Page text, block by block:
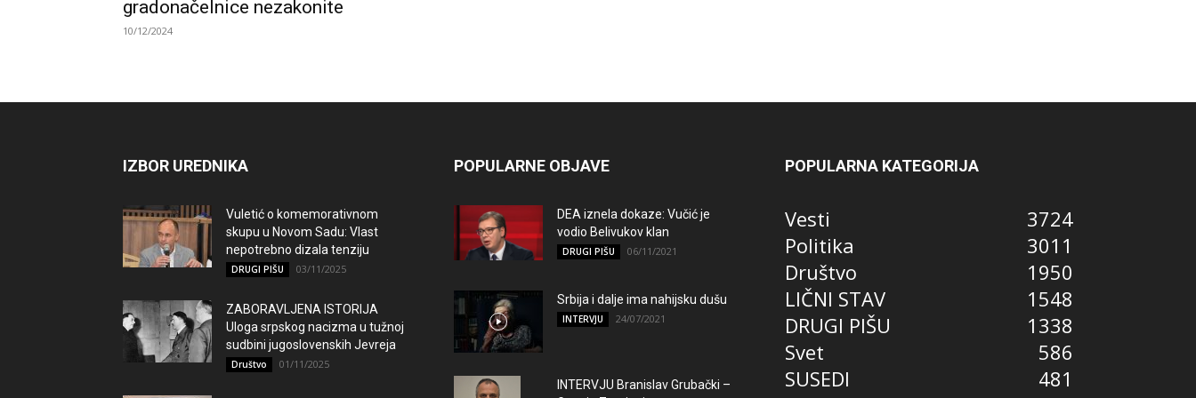
gradonačelnice nezakonite
10/12/2024
IZBOR UREDNIKA
Vuletić o komemorativnom
skupu u Novom Sadu: Vlast
nepotrebno dizala tenziju
DRUGI PIŠU 03/11/2025
ZABORAVLJENA ISTORIJA
Uloga srpskog nacizma u tužnoj
sudbini jugoslovenskih Jevreja
Društvo 01/11/2025
POPULARNE OBJAVE
DEA iznela dokaze: Vučić je
vodio Belivukov klan
DRUGI PIŠU 06/11/2021
Srbija i dalje ima nahijsku dušu
INTERVJU 24/07/2021
INTERVJU Branislav Grubački –
POPULARNA KATEGORIJA
Vesti
3724
Politika
3011
Društvo
1950
LIČNI STAV
1548
DRUGI PIŠU
1338
Svet
586
SUSEDI
481